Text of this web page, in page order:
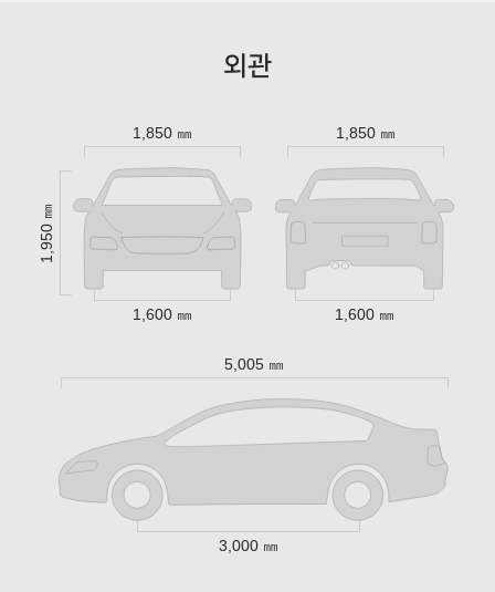
외관
1,850 ㎜ 1,850 ㎜
1,950 ㎜
1,600 ㎜ 1,600 ㎜
5,005 ㎜
3,000 ㎜